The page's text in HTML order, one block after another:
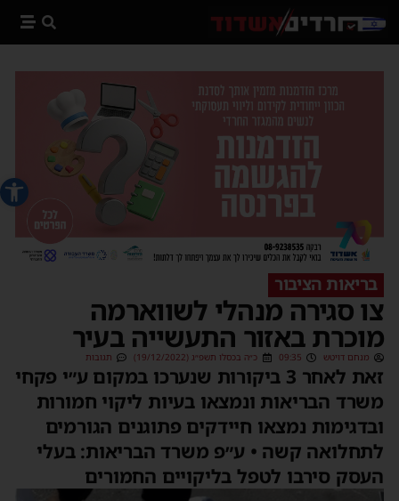
פתח
בריאות הציבור
צו סגירה מנהלי לשווארמה
מוכרת באזור התעשייה בעיר
מנחם דויטש 09:35 כ״ה בכסלו תשפ״ג (19/12/2022) תגובות
זאת לאחר 3 ביקורות שנערכו במקום ע״י פקחי
משרד הבריאות ונמצאו בעיות ליקוי חמורות
ובדגימות נמצאו חיידקים פתוגנים הגורמים
לתחלואה קשה • ע״פ משרד הבריאות: בעלי
העסק סירבו לטפל בליקויים החמורים